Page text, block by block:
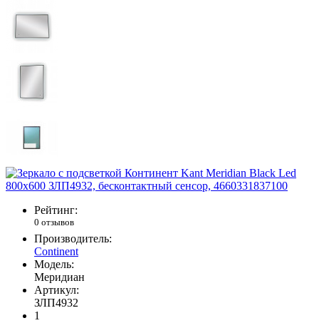
Рейтинг:
0 отзывов
Производитель:
Continent
Модель:
Меридиан
Артикул:
ЗЛП4932
1